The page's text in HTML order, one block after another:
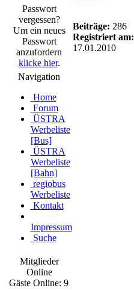
Passwort
vergessen?
Um ein neues
Passwort
anzufordern
klicke hier.
Navigation
Home
Forum
ÜSTRA
Werbeliste
[Bus]
ÜSTRA
Werbeliste
[Bahn]
regiobus
Werbeliste
Kontakt
Impressum
Suche
Mitglieder
Online
Gäste Online: 9
Beiträge: 286
Registriert am:
17.01.2010